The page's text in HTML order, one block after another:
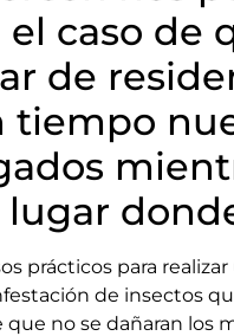
caso de
de
tiempo
prácticos para realizar
de insectos
no se dañaran los